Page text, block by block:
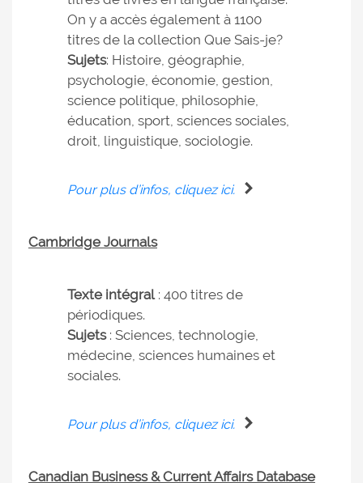
On y a accès également à 1100
titres de la collection Que Sais-je?
Sujets: Histoire, géographie,
psychologie, économie, gestion,
science politique, philosophie,
éducation, sport, sciences sociales,
droit, linguistique, sociologie.
Pour plus d’infos, cliquez ici.
Cambridge Journals
Texte intégral: 400 titres de
périodiques.
Sujets: Sciences, technologie,
médecine, sciences humaines et
sociales.
Pour plus d’infos, cliquez ici.
Canadian Business & Current Affairs Database